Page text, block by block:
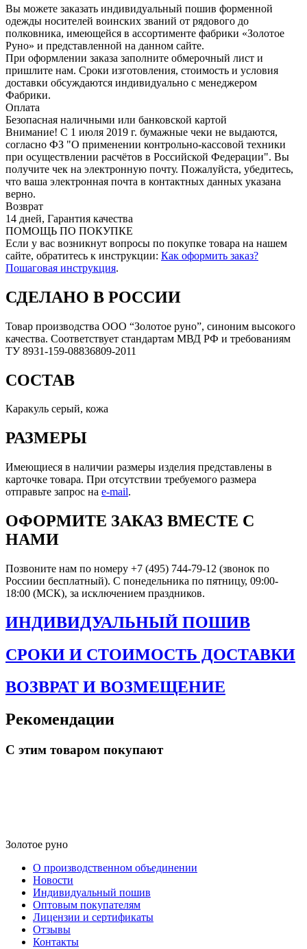
Вы можете заказать индивидуальный пошив форменной
одежды носителей воинских званий от рядового до
полковника, имеющейся в ассортименте фабрики «Золотое
Руно» и представленной на данном сайте.
При оформлении заказа заполните обмерочный лист и
пришлите нам. Сроки изготовления, стоимость и условия
доставки обсуждаются индивидуально с менеджером
Фабрики.
Оплата
Безопасная наличными или банковской картой
Внимание! С 1 июля 2019 г. бумажные чеки не выдаются,
согласно ФЗ "О применении контрольно-кассовой техники
при осуществлении расчётов в Российской Федерации". Вы
получите чек на электронную почту. Пожалуйста, убедитесь,
что ваша электронная почта в контактных данных указана
верно.
Возврат
14 дней, Гарантия качества
ПОМОЩЬ ПО ПОКУПКЕ
Если у вас возникнут вопросы по покупке товара на нашем
сайте, обратитесь к инструкции: Как оформить заказ?
Пошаговая инструкция.
СДЕЛАНО В РОССИИ
Товар производства ООО “Золотое руно”, синоним высокого
качества. Соответствует стандартам МВД РФ и требованиям
ТУ 8931-159-08836809-2011
СОСТАВ
Каракуль серый, кожа
РАЗМЕРЫ
Имеющиеся в наличии размеры изделия представлены в
карточке товара. При отсутствии требуемого размера
отправьте запрос на e-mail.
ОФОРМИТЕ ЗАКАЗ ВМЕСТЕ С
НАМИ
Позвоните нам по номеру +7 (495) 744-79-12 (звонок по
Россиии бесплатный). С понедельника по пятницу, 09:00-
18:00 (МСК), за исключением праздников.
ИНДИВИДУАЛЬНЫЙ ПОШИВ
СРОКИ И СТОИМОСТЬ ДОСТАВКИ
ВОЗВРАТ И ВОЗМЕЩЕНИЕ
Рекомендации
С этим товаром покупают
Золотое руно
О производственном объединении
Новости
Индивидуальный пошив
Оптовым покупателям
Лицензии и сертификаты
Отзывы
Контакты